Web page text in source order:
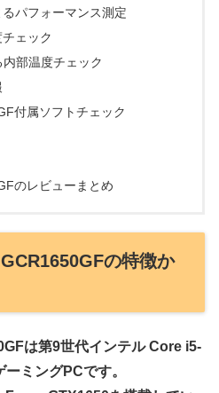
パフォーマンス測定
ェック
部温度チェック
付属ソフトチェック
のレビューまとめ
の特徴か
は第9世代インテル Core i5-
ミングPCです。